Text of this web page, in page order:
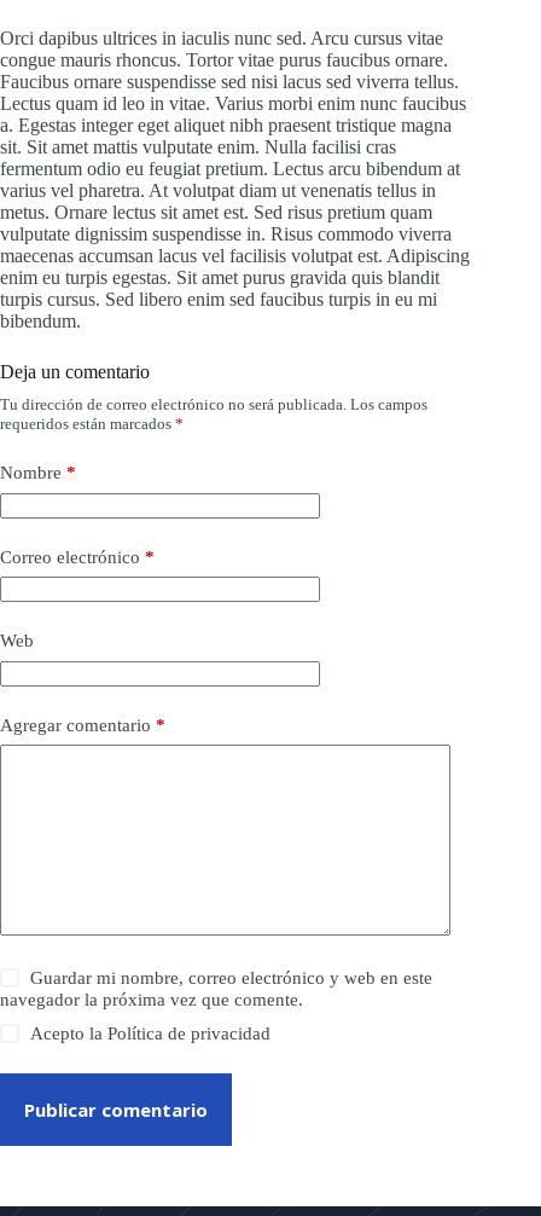
Orci dapibus ultrices in iaculis nunc sed. Arcu cursus vitae
congue mauris rhoncus. Tortor vitae purus faucibus ornare.
Faucibus ornare suspendisse sed nisi lacus sed viverra tellus.
Lectus quam id leo in vitae. Varius morbi enim nunc faucibus
a. Egestas integer eget aliquet nibh praesent tristique magna
sit. Sit amet mattis vulputate enim. Nulla facilisi cras
fermentum odio eu feugiat pretium. Lectus arcu bibendum at
varius vel pharetra. At volutpat diam ut venenatis tellus in
metus. Ornare lectus sit amet est. Sed risus pretium quam
vulputate dignissim suspendisse in. Risus commodo viverra
maecenas accumsan lacus vel facilisis volutpat est. Adipiscing
enim eu turpis egestas. Sit amet purus gravida quis blandit
turpis cursus. Sed libero enim sed faucibus turpis in eu mi
bibendum.
Deja un comentario
Tu dirección de correo electrónico no será publicada. Los campos
requeridos están marcados *
Nombre *
Correo electrónico *
Web
Agregar comentario *
Guardar mi nombre, correo electrónico y web en este
navegador la próxima vez que comente.
Acepto laPolítica de privacidad
Publicar comentario